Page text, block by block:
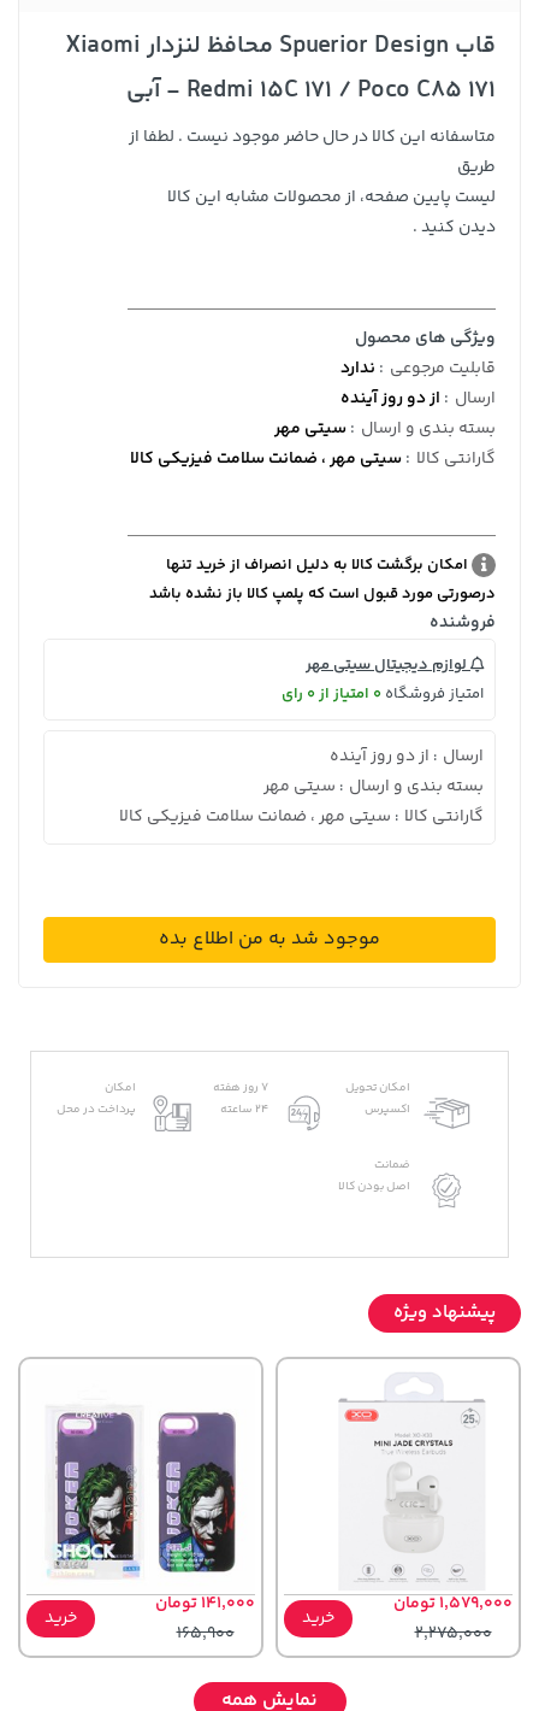
قاب Spuerior Design محافظ لنزدار Xiaomi
Redmi 15C 171 / Poco C85 171 - آبی
متاسفانه این کالا در حال حاضر موجود نیست . لطفا از
طریق
لیست پایین صفحه، از محصولات مشابه این کالا
دیدن کنید .
ویژگی های محصول
قابلیت مرجوعی : ندارد
ارسال : از دو روز آینده
بسته بندی و ارسال :سیتی مهر
گارانتی کالا :سیتی مهر ، ضمانت سلامت فیزیکی کالا
امکان برگشت کالا به دلیل انصراف از خرید تنها
درصورتی مورد قبول است که پلمپ کالا باز نشده باشد
فروشنده
لوازم دیجیتال سیتی مهر
امتیاز فروشگاه 0 امتیاز از 0 رای
ارسال : از دو روز آینده
بسته بندی و ارسال : سیتی مهر
گارانتی کالا : سیتی مهر ، ضمانت سلامت فیزیکی کالا
موجود شد به من اطلاع بده
امکان تحویل
اکسپرس
7 روز هفته
24 ساعته
امکان
پرداخت در محل
ضمانت
اصل بودن کالا
پیشنهاد ویژه
1,579,000 تومان
2,275,000
خرید
141,000 تومان
165,900
خرید
نمایش همه